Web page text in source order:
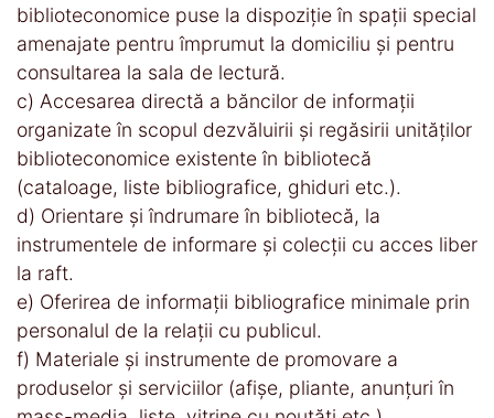
biblioteconomice puse la dispoziţie în spaţii special
amenajate pentru împrumut la domiciliu şi pentru
consultarea la sala de lectură.
c) Accesarea directă a băncilor de informaţii
organizate în scopul dezvăluirii şi regăsirii unităţilor
biblioteconomice existente în bibliotecă
(cataloage, liste bibliografice, ghiduri etc.).
d) Orientare şi îndrumare în bibliotecă, la
instrumentele de informare şi colecţii cu acces liber
la raft.
e) Oferirea de informaţii bibliografice minimale prin
personalul de la relaţii cu publicul.
f) Materiale şi instrumente de promovare a
produselor şi serviciilor (afişe, pliante, anunţuri în